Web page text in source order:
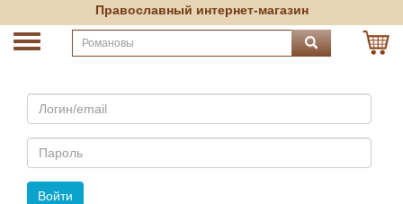
Православный интернет-магазин
Email
Пароль
Войти